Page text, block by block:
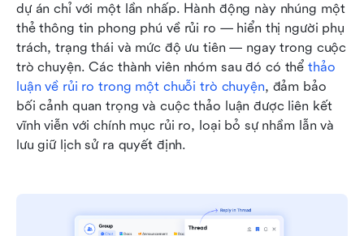
dự án chỉ với một lần nhấp. Hành động này nhúng một
thẻ thông tin phong phú về rủi ro — hiển thị người phụ
trách, trạng thái và mức độ ưu tiên — ngay trong cuộc
trò chuyện. Các thành viên nhóm sau đó có thể thảo
luận về rủi ro trong một chuỗi trò chuyện, đảm bảo
bối cảnh quan trọng và cuộc thảo luận được liên kết
vĩnh viễn với chính mục rủi ro, loại bỏ sự nhầm lẫn và
lưu giữ lịch sử ra quyết định.